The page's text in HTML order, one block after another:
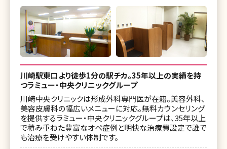
川崎駅東口より徒歩1分の駅チカ。35年以上の実績を持
つラミュー・中央クリニックグループ
川崎中央クリニックは形成外科専門医が在籍。美容外科、
美容皮膚科の幅広いメニューに対応。無料カウンセリング
を提供するラミュー・中央クリニックグループは、35年以上
で積み重ねた豊富なオペ症例と明快な治療費設定で誰で
も治療を受けやすい体制です。